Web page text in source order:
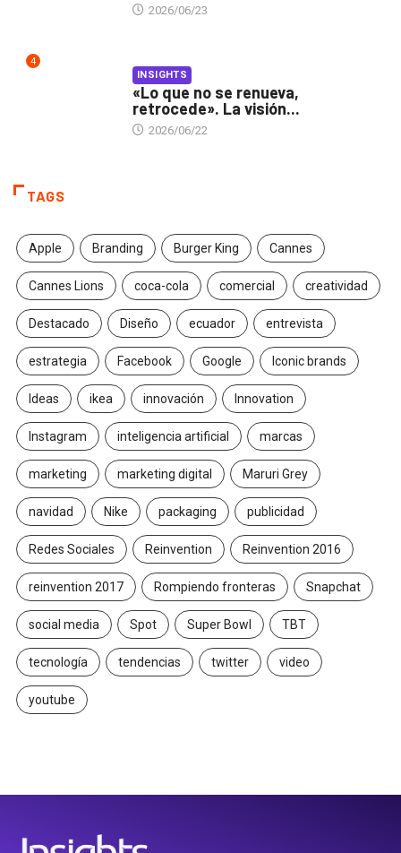
2026/06/23
4
INSIGHTS
«Lo que no se renueva,
retrocede». La visión...
2026/06/22
TAGS
Apple Branding Burger King Cannes
Cannes Lions coca-cola comercial creatividad
Destacado Diseño ecuador entrevista
estrategia Facebook Google Iconic brands
Ideas ikea innovación Innovation
Instagram inteligencia artificial marcas
marketing marketing digital Maruri Grey
navidad Nike packaging publicidad
Redes Sociales Reinvention Reinvention 2016
reinvention 2017 Rompiendo fronteras Snapchat
social media Spot Super Bowl TBT
tecnología tendencias twitter video
youtube